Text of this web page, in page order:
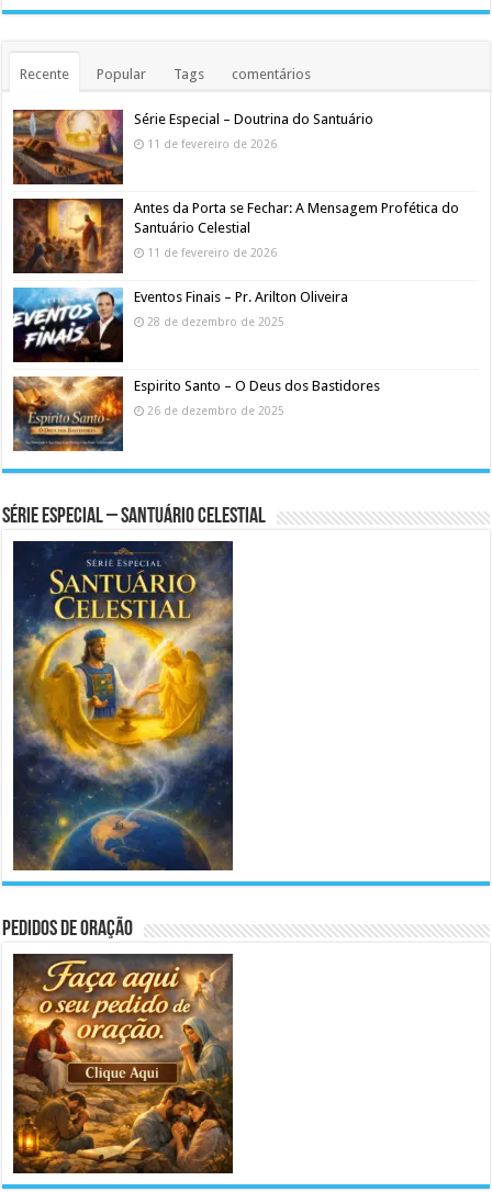
Recente Popular Tags comentários
Série Especial – Doutrina do Santuário
11 de fevereiro de 2026
Antes da Porta se Fechar: A Mensagem Profética do
Santuário Celestial
11 de fevereiro de 2026
Eventos Finais – Pr. Arilton Oliveira
28 de dezembro de 2025
Espirito Santo – O Deus dos Bastidores
26 de dezembro de 2025
Série Especial – Santuário Celestial
Pedidos de Oração